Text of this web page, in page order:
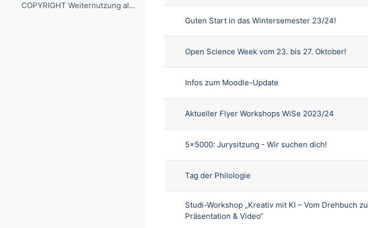
COPYRIGHT Weiternutzung als OER ausdrücklich erlau...
Guten Start in das Wintersemester 23/24!
Open Science Week vom 23. bis 27. Oktober!
Infos zum Moodle-Update
Aktueller Flyer Workshops WiSe 2023/24
5x5000: Jurysitzung - Wir suchen dich!
Tag der Philologie
Studi-Workshop „Kreativ mit KI – Vom Drehbuch zu
Präsentation & Video“